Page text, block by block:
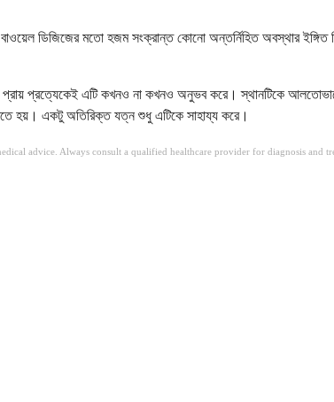
বাওয়েল ডিজিজের মতো হজম সংক্রান্ত কোনো অন্তর্নিহিত অবস্থার
প্রায় প্রত্যেকেই এটি কখনও না কখনও অনুভব করে। স্থানটিকে
হয়। একটু অতিরিক্ত যত্ন শুধু এটিকে সাহায্য করে।
advice. Always consult a qualified healthcare provider for diagnosis and